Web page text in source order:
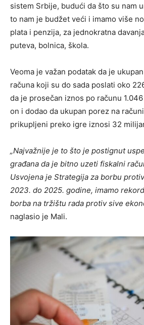
sistem Srbije, budući da što su nam
to nam je budžet veći i imamo više
plata i penzija, za jednokratna
puteva, bolnica, škola.
Veoma je važan podatak da je
računa koji su do sada poslati oko
da je prosečan iznos po računu
on i dodao da ukupan porez na
prikupljeni preko igre iznosi 32
„Najvažnije je to što je postignut
građana da je bitno uzeti fiskalni
Usvojena je Strategija za borbu
2023. do 2025. godine, imamo
borba na tržištu rada protiv sive
naglasio je Mali.